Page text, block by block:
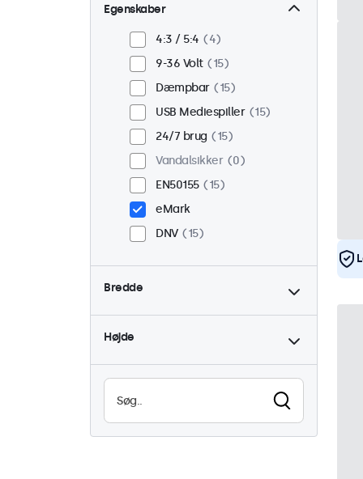
Egenskaber
4:3 / 5:4
4
9-36 Volt
15
Dæmpbar
15
USB Mediespiller
15
24/7 brug
15
Vandalsikker
0
EN50155
15
eMark
DNV
15
Bredde
Højde